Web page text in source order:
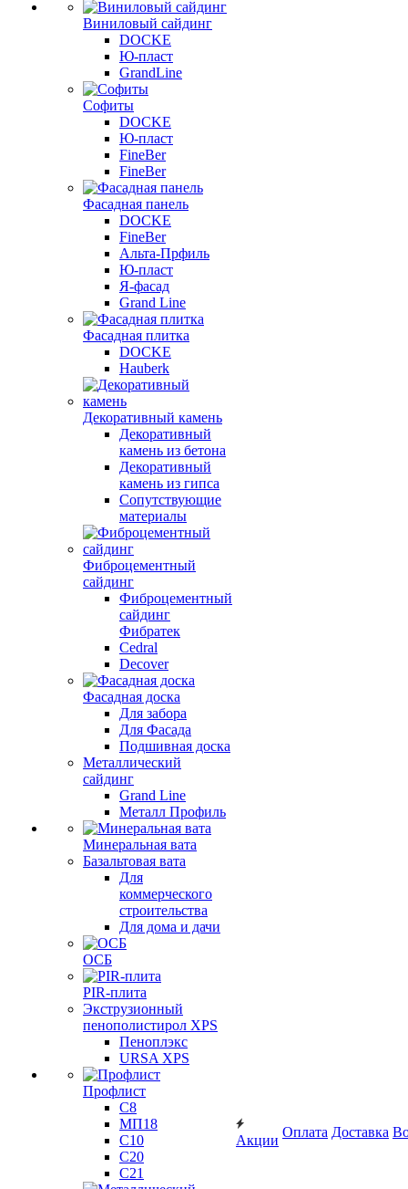
Виниловый сайдинг
DOCKE
Ю-пласт
GrandLine
Софиты
DOCKE
Ю-пласт
FineBer
FineBer
Фасадная панель
DOCKE
FineBer
Альта-Прфиль
Ю-пласт
Я-фасад
Grand Line
Фасадная плитка
DOCKE
Hauberk
Декоративный камень
Декоративный
камень из бетона
Декоративный
камень из гипса
Сопутствующие
материалы
Фиброцементный
сайдинг
Фиброцементный
сайдинг
Фибратек
Cedral
Decover
Фасадная доска
Для забора
Для Фасада
Подшивная доска
Металлический
сайдинг
Grand Line
Металл Профиль
Минеральная вата
Базальтовая вата
Для
коммерческого
строительства
Для дома и дачи
ОСБ
PIR-плита
Экструзионный
пенополистирол XPS
Пеноплэкс
URSA XPS
Профлист
С8
МП18
С10
С20
С21
Акции
Оплата Доставка